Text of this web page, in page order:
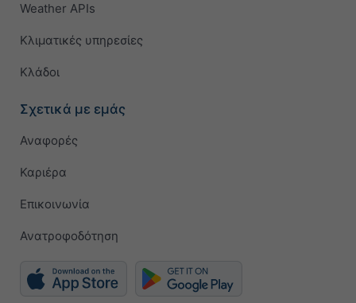
Weather APIs
Κλιματικές υπηρεσίες
Κλάδοι
Σχετικά με εμάς
Αναφορές
Καριέρα
Επικοινωνία
Ανατροφοδότηση